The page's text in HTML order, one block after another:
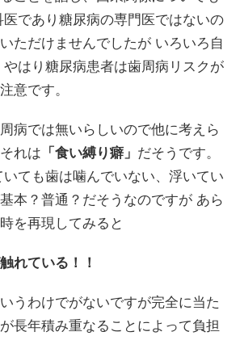
であり糖尿病の専門医ではないの
ただけませんでしたが いろいろ自
はり糖尿病患者は歯周病リスクが
意です。
病では無いらしいので他に考えら
れは 「食い縛り癖」 だそうです。
ても歯は噛んでいない、浮いてい
本？普通？だそうなのですが あら
を再現してみると
れている！！
うわけでがないですが完全に当た
長年積み重なることによって負担